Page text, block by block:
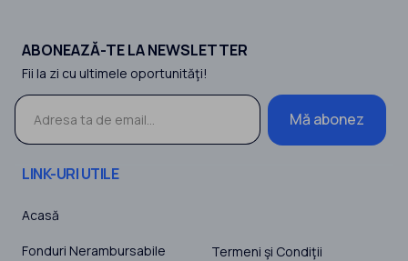
ABONEAZĂ-TE LA NEWSLETTER
Fii la zi cu ultimele oportunităţi!
Mă abonez
LINK-URI UTILE
Acasă
Fonduri Nerambursabile Termeni şi Condiţii